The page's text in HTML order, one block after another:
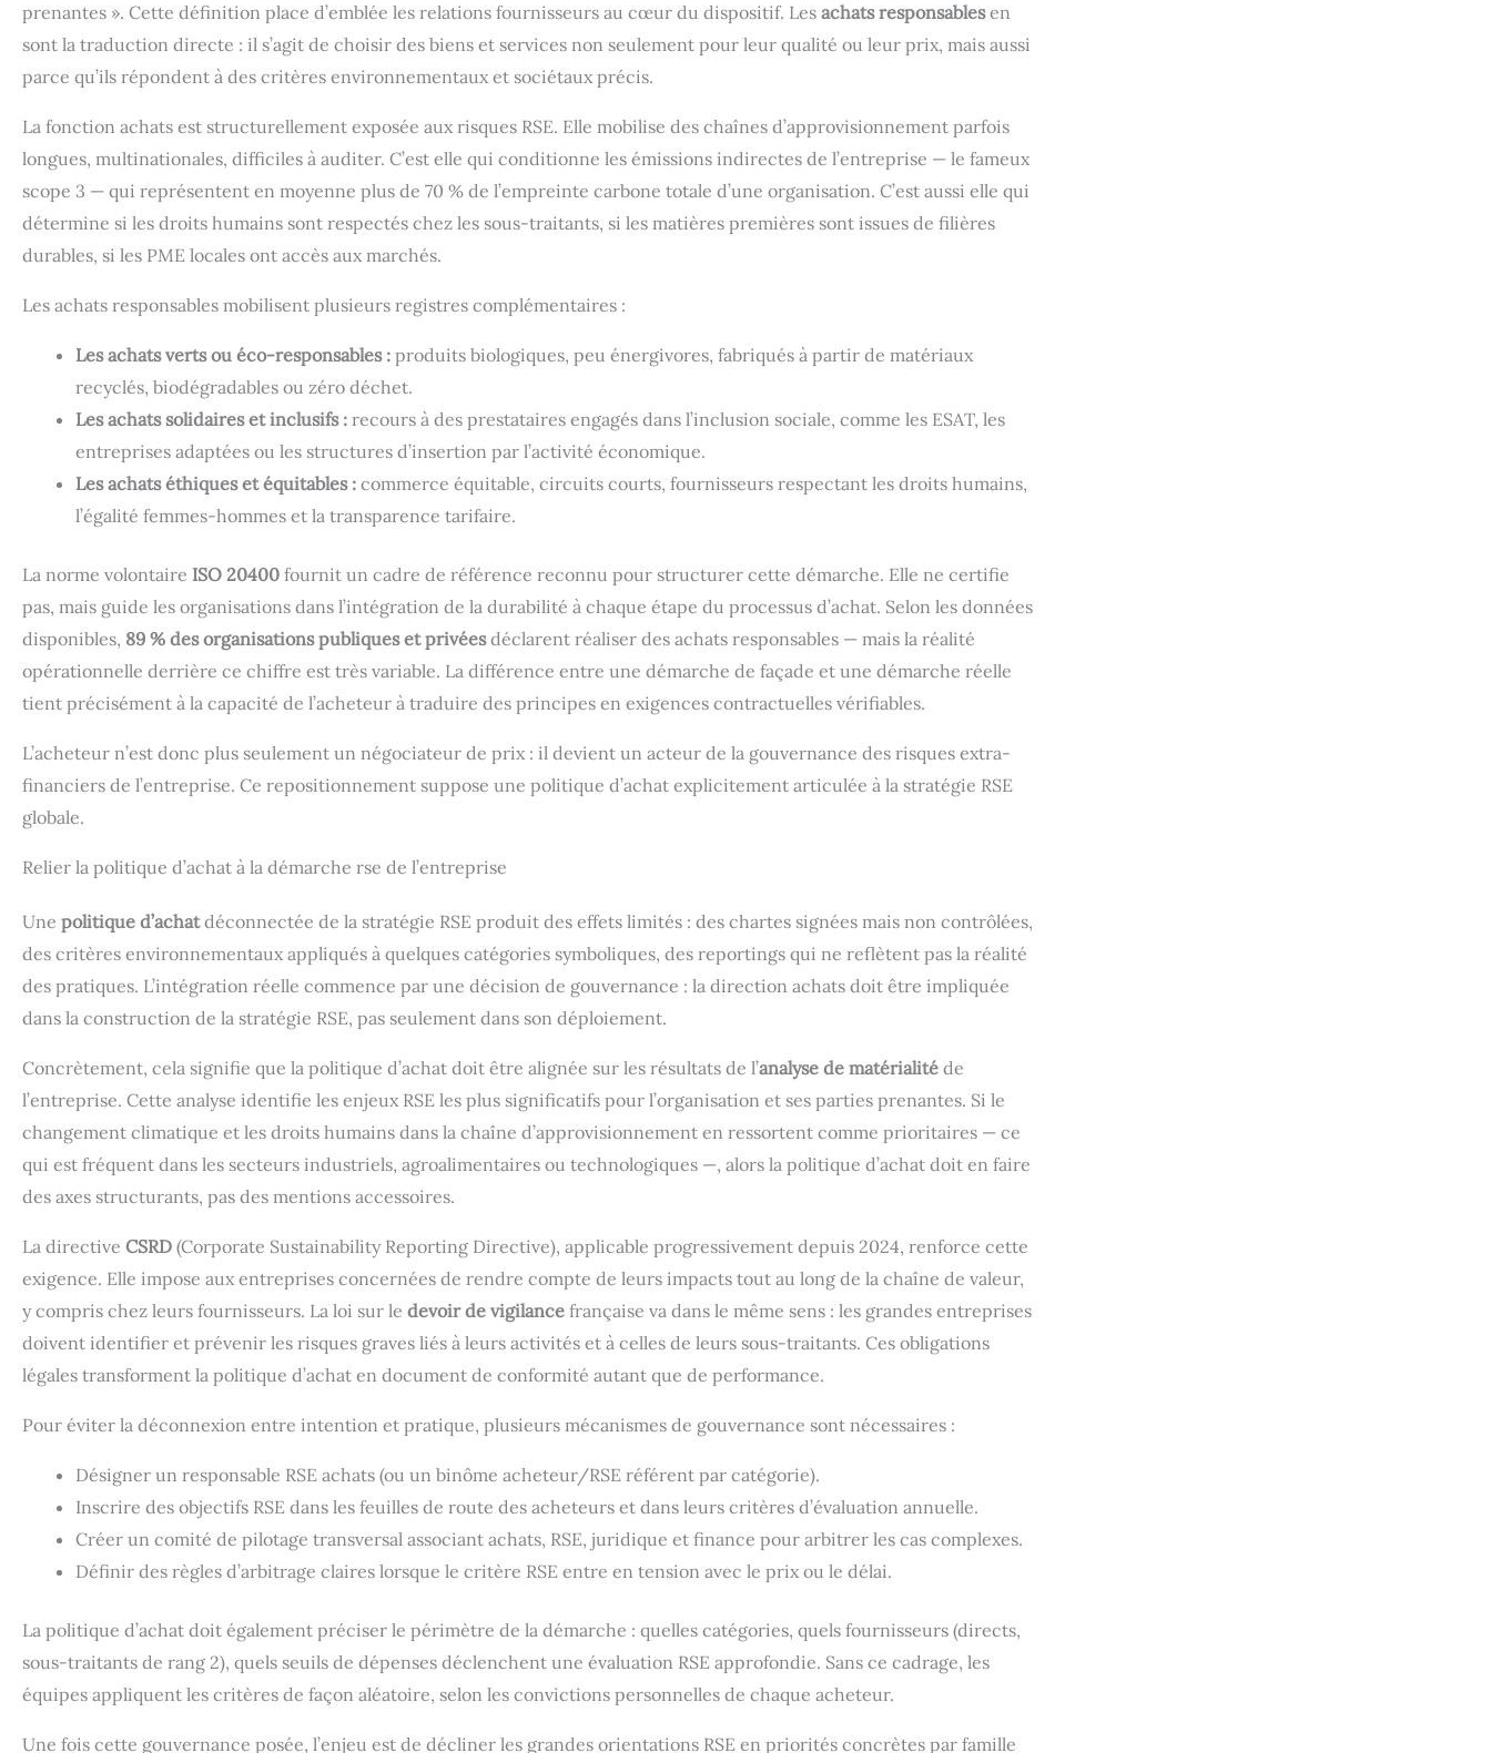
prenantes ». Cette définition place d’emblée les relations fournisseurs au cœur du dispositif. Les achats responsablesen
sont la traduction directe : il s’agit de choisir des biens et services non seulement pour leur qualité ou leur prix, mais aussi
parce qu’ils répondent à des critères environnementaux et sociétaux précis.
La fonction achats est structurellement exposée aux risques RSE. Elle mobilise des chaînes d’approvisionnement parfois
longues, multinationales, difficiles à auditer. C’est elle qui conditionne les émissions indirectes de l’entreprise — le fameux
scope 3 — qui représentent en moyenne plus de 70 % de l’empreinte carbone totale d’une organisation. C’est aussi elle qui
détermine si les droits humains sont respectés chez les sous-traitants, si les matières premières sont issues de filières
durables, si les PME locales ont accès aux marchés.
Les achats responsables mobilisent plusieurs registres complémentaires :
Les achats verts ou éco-responsables : produits biologiques, peu énergivores, fabriqués à partir de matériaux
recyclés, biodégradables ou zéro déchet.
Les achats solidaires et inclusifs : recours à des prestataires engagés dans l’inclusion sociale, comme les ESAT, les
entreprises adaptées ou les structures d’insertion par l’activité économique.
Les achats éthiques et équitables : commerce équitable, circuits courts, fournisseurs respectant les droits humains,
l’égalité femmes-hommes et la transparence tarifaire.
La norme volontaire ISO 20400 fournit un cadre de référence reconnu pour structurer cette démarche. Elle ne certifie
pas, mais guide les organisations dans l’intégration de la durabilité à chaque étape du processus d’achat. Selon les données
disponibles, 89 % des organisations publiques et privéesdéclarent réaliser des achats responsables — mais la réalité
opérationnelle derrière ce chiffre est très variable. La différence entre une démarche de façade et une démarche réelle
tient précisément à la capacité de l’acheteur à traduire des principes en exigences contractuelles vérifiables.
L’acheteur n’est donc plus seulement un négociateur de prix : il devient un acteur de la gouvernance des risques extra-
financiers de l’entreprise. Ce repositionnement suppose une politique d’achat explicitement articulée à la stratégie RSE
globale.
Relier la politique d’achat à la démarche rse de l’entreprise
Une politique d’achatdéconnectée de la stratégie RSE produit des effets limités : des chartes signées mais non contrôlées,
des critères environnementaux appliqués à quelques catégories symboliques, des reportings qui ne reflètent pas la réalité
des pratiques. L’intégration réelle commence par une décision de gouvernance : la direction achats doit être impliquée
dans la construction de la stratégie RSE, pas seulement dans son déploiement.
Concrètement, cela signifie que la politique d’achat doit être alignée sur les résultats de l’analyse de matérialité de
l’entreprise. Cette analyse identifie les enjeux RSE les plus significatifs pour l’organisation et ses parties prenantes. Si le
changement climatique et les droits humains dans la chaîne d’approvisionnement en ressortent comme prioritaires — ce
qui est fréquent dans les secteurs industriels, agroalimentaires ou technologiques —, alors la politique d’achat doit en faire
des axes structurants, pas des mentions accessoires.
La directive CSRD (Corporate Sustainability Reporting Directive), applicable progressivement depuis 2024, renforce cette
exigence. Elle impose aux entreprises concernées de rendre compte de leurs impacts tout au long de la chaîne de valeur,
y compris chez leurs fournisseurs. La loi sur le devoir de vigilance française va dans le même sens : les grandes entreprises
doivent identifier et prévenir les risques graves liés à leurs activités et à celles de leurs sous-traitants. Ces obligations
légales transforment la politique d’achat en document de conformité autant que de performance.
Pour éviter la déconnexion entre intention et pratique, plusieurs mécanismes de gouvernance sont nécessaires :
Désigner un responsable RSE achats (ou un binôme acheteur/RSE référent par catégorie).
Inscrire des objectifs RSE dans les feuilles de route des acheteurs et dans leurs critères d’évaluation annuelle.
Créer un comité de pilotage transversal associant achats, RSE, juridique et finance pour arbitrer les cas complexes.
Définir des règles d’arbitrage claires lorsque le critère RSE entre en tension avec le prix ou le délai.
La politique d’achat doit également préciser le périmètre de la démarche : quelles catégories, quels fournisseurs (directs,
sous-traitants de rang 2), quels seuils de dépenses déclenchent une évaluation RSE approfondie. Sans ce cadrage, les
équipes appliquent les critères de façon aléatoire, selon les convictions personnelles de chaque acheteur.
Une fois cette gouvernance posée, l’enjeu est de décliner les grandes orientations RSE en priorités concrètes par famille